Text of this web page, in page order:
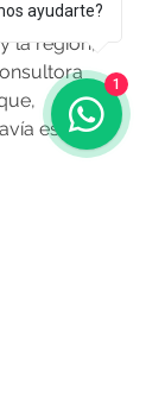
del
la región,
están
ayudarte?
1